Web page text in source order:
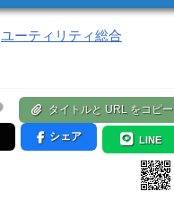
ユーティリティ総合
タイトルと URL をコピー
シェア LINE